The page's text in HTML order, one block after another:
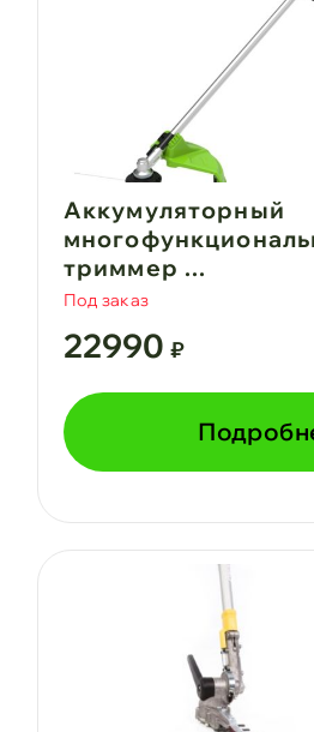
Аккумуляторный
триммер ...
Под заказ
22990 ₽